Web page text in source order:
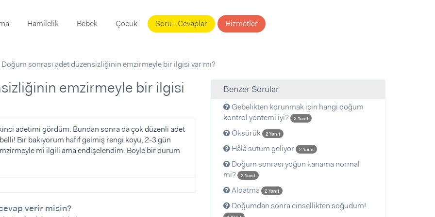
Hamilelik Bebek Çocuk Soru - Cevaplar Hizmetler
Doğum sonrası adet düzensizliğinin emzirmeyle bir ilgisi var mı?
adetimi gördüm. Bundan sonra da çok düzenli adet
Bir bakıyorum hafif gelmiş rengi koyu, 2-3 gün
mi ilgili ama endişelendim. Böyle bir durum
verir misin?
Benzer Sorular
Gebelikten korunmak için hangi doğum
kontrol yöntemi iyi?
2 Yanıt
Öksürük 2 Yanıt
Hâlâ sütüm geliyor 2 Yanıt
Doğum sonrası yoğun kanama normal
mi?
2 Yanıt
Aldatma 2 Yanıt
Doğumdan sonra cinsellikten soğudum!